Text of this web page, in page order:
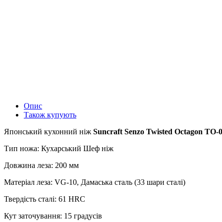
Опис
Також купують
Японський кухонний ніж Suncraft Senzo Twisted Octagon TO-
Тип ножа: Кухарський Шеф ніж
Довжина леза: 200 мм
Матеріал леза: VG-10, Дамаська сталь (33 шари сталі)
Твердість сталі: 61 HRC
Кут заточування: 15 градусів